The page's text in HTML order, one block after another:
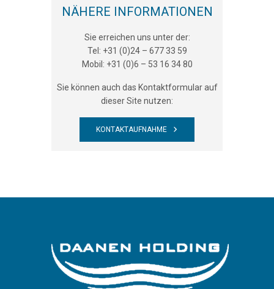
NÄHERE INFORMATIONEN
Sie erreichen uns unter der:
Tel: +31 (0)24 – 677 33 59
Mobil: +31 (0)6 – 53 16 34 80
Sie können auch das Kontaktformular auf
dieser Site nutzen:
KONTAKTAUFNAHME